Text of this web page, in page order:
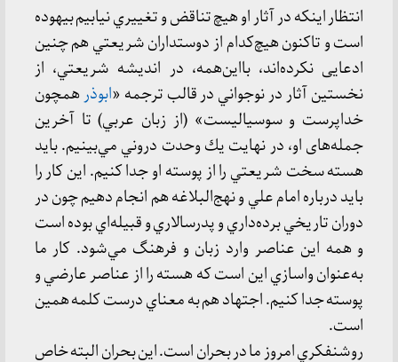
انتظار اينكه در آثار او هيچ تناقض و تغييري نيابيم بيهوده
است و تاكنون هيچ‌كدام از دوستداران شريعتي هم چنین
ادعایی نكرده‌اند، با‌این‌همه، در انديشه شريعتي، از
نخستين آثار در نوجواني در قالب ترجمه «ابوذرهمچون
خداپرست و سوسياليست» (از زبان عربي) تا آخرين
جمله‌های او، در نهايت يك وحدت دروني مي‌بينيم. بايد
هسته سخت شريعتي را از پوسته او جدا كنيم. اين كار را
بايد درباره امام علي و نهج‌البلاغه هم انجام دهيم چون در
دوران تاريخي برده‌داري و پدرسالاري و قبيله‌اي بوده است
و همه اين عناصر وارد زبان و فرهنگ مي‌شود. كار ما
به‌عنوان واسازي اين است كه هسته را از عناصر عارضي و
پوسته جدا كنيم. اجتهاد هم به معناي درست كلمه همين
است.
روشنفكري امروز ما در بحران است. اين بحران البته خاص